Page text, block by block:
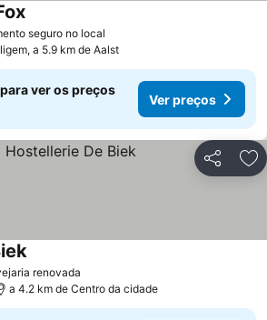
seguro no local
Ver preços
a 5.9 km de Aalst
ver os preços
Ver preços
Partilhar
renovada
Ver preços
a 4.2 km de Centro da cidade